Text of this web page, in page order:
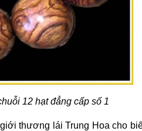
12 hạt đẳng cấp số 1
thương lái Trung Hoa cho